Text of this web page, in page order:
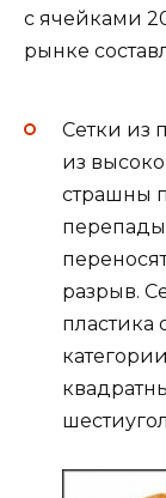
с ячейками
рынке
Сетки из
из
страшны
разрыв.
пластика